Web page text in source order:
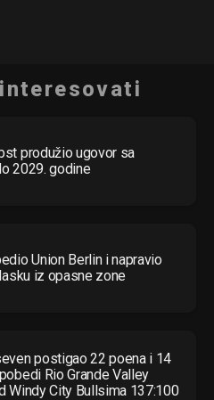
produžio ugovor sa
2029. godine
Union Berlin i napravio
iz opasne zone
postigao 22 poena i 14
Rio Grande Valley
Windy City Bullsima 137:100